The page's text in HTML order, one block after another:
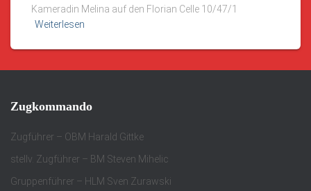
Kameradin Melina auf den Florian Celle 10/47/1
Weiterlesen
Zugkommando
Zugführer – OBM Harald Gittke
stellv. Zugführer – BM Steven Mihelic
Gruppenführer – HLM Sven Zurawski